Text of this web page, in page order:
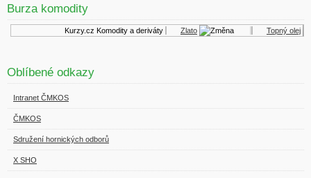
Burza komodity
Kurzy.cz Komodity a deriváty Zlato Topný olej
Oblíbené odkazy
Intranet ČMKOS
ČMKOS
Sdružení hornických odborů
X SHO